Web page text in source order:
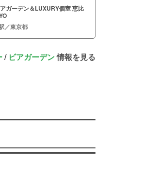
ガーデン＆LUXURY個室 恵比
／東京都
/ ビアガーデン情報を見る